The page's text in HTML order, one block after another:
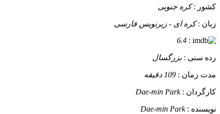
کشور :کره جنوبی
زبان :کره ای - زیرنویس فارسی
:
6.4
رده سنی :بزرگسال
مدت زمان : 109 دقیقه
کارگردان :Dae-min Park
نویسنده :Dae-min Park